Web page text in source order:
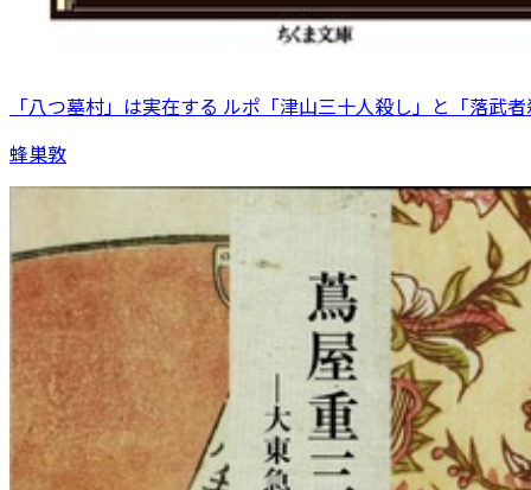
「八つ墓村」は実在する ルポ「津山三十人殺し」と「落武
蜂巣敦